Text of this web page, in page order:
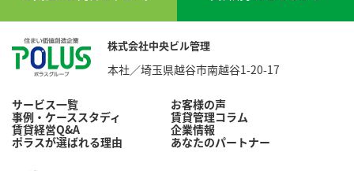
株式会社中央ビル管理
本社／埼玉県越谷市南越谷1-20-17
サービス一覧
事例・ケーススタディ
賃貸経営Q&A
ポラスが選ばれる理由
お客様の声
賃貸管理コラム
企業情報
あなたのパートナー